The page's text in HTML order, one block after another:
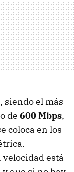
siendo el más
de 600 Mbps,
coloca en los
velocidad está